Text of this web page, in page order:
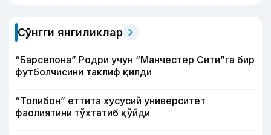
Сўнгги янгиликлар
“Барселона” Родри учун “Манчестер Сити”га бир
футболчисини таклиф қилди
“Толибон” еттита хусусий университет
фаолиятини тўхтатиб қўйди